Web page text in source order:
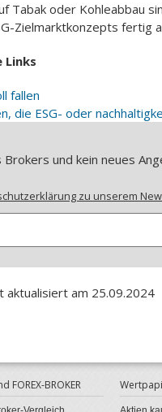
Tabak oder Kohleabbau
Zielmarktkonzepts fertig
Links
fallen
die ESG- oder
Brokers und kein neues
zu unserem
aktualisiert am 25.09.2024
FOREX-BROKER